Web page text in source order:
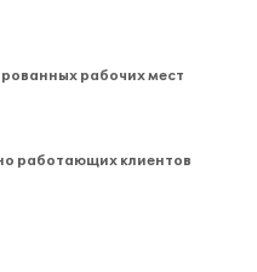
рабочих мест
работающих клиентов